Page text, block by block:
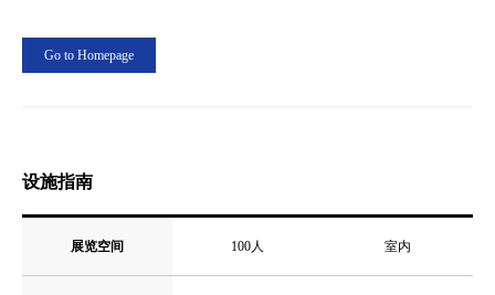
Go to Homepage
设施指南
展览空间 100人 室内